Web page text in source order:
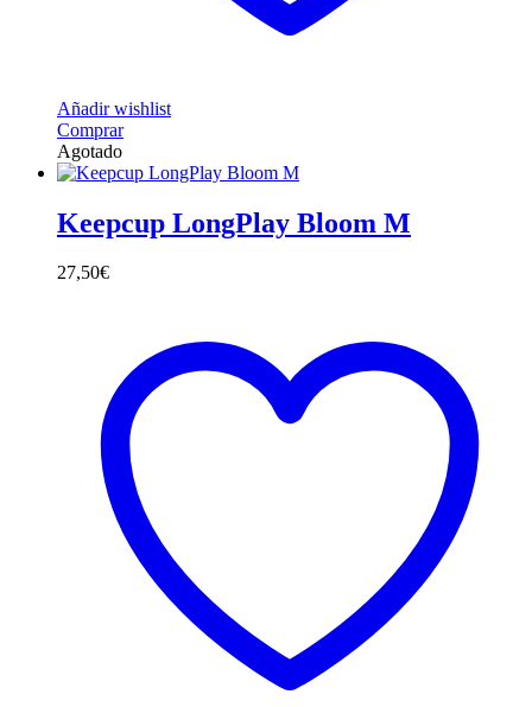
Añadir wishlist
Comprar
Agotado
Keepcup LongPlay Bloom M
27,50€